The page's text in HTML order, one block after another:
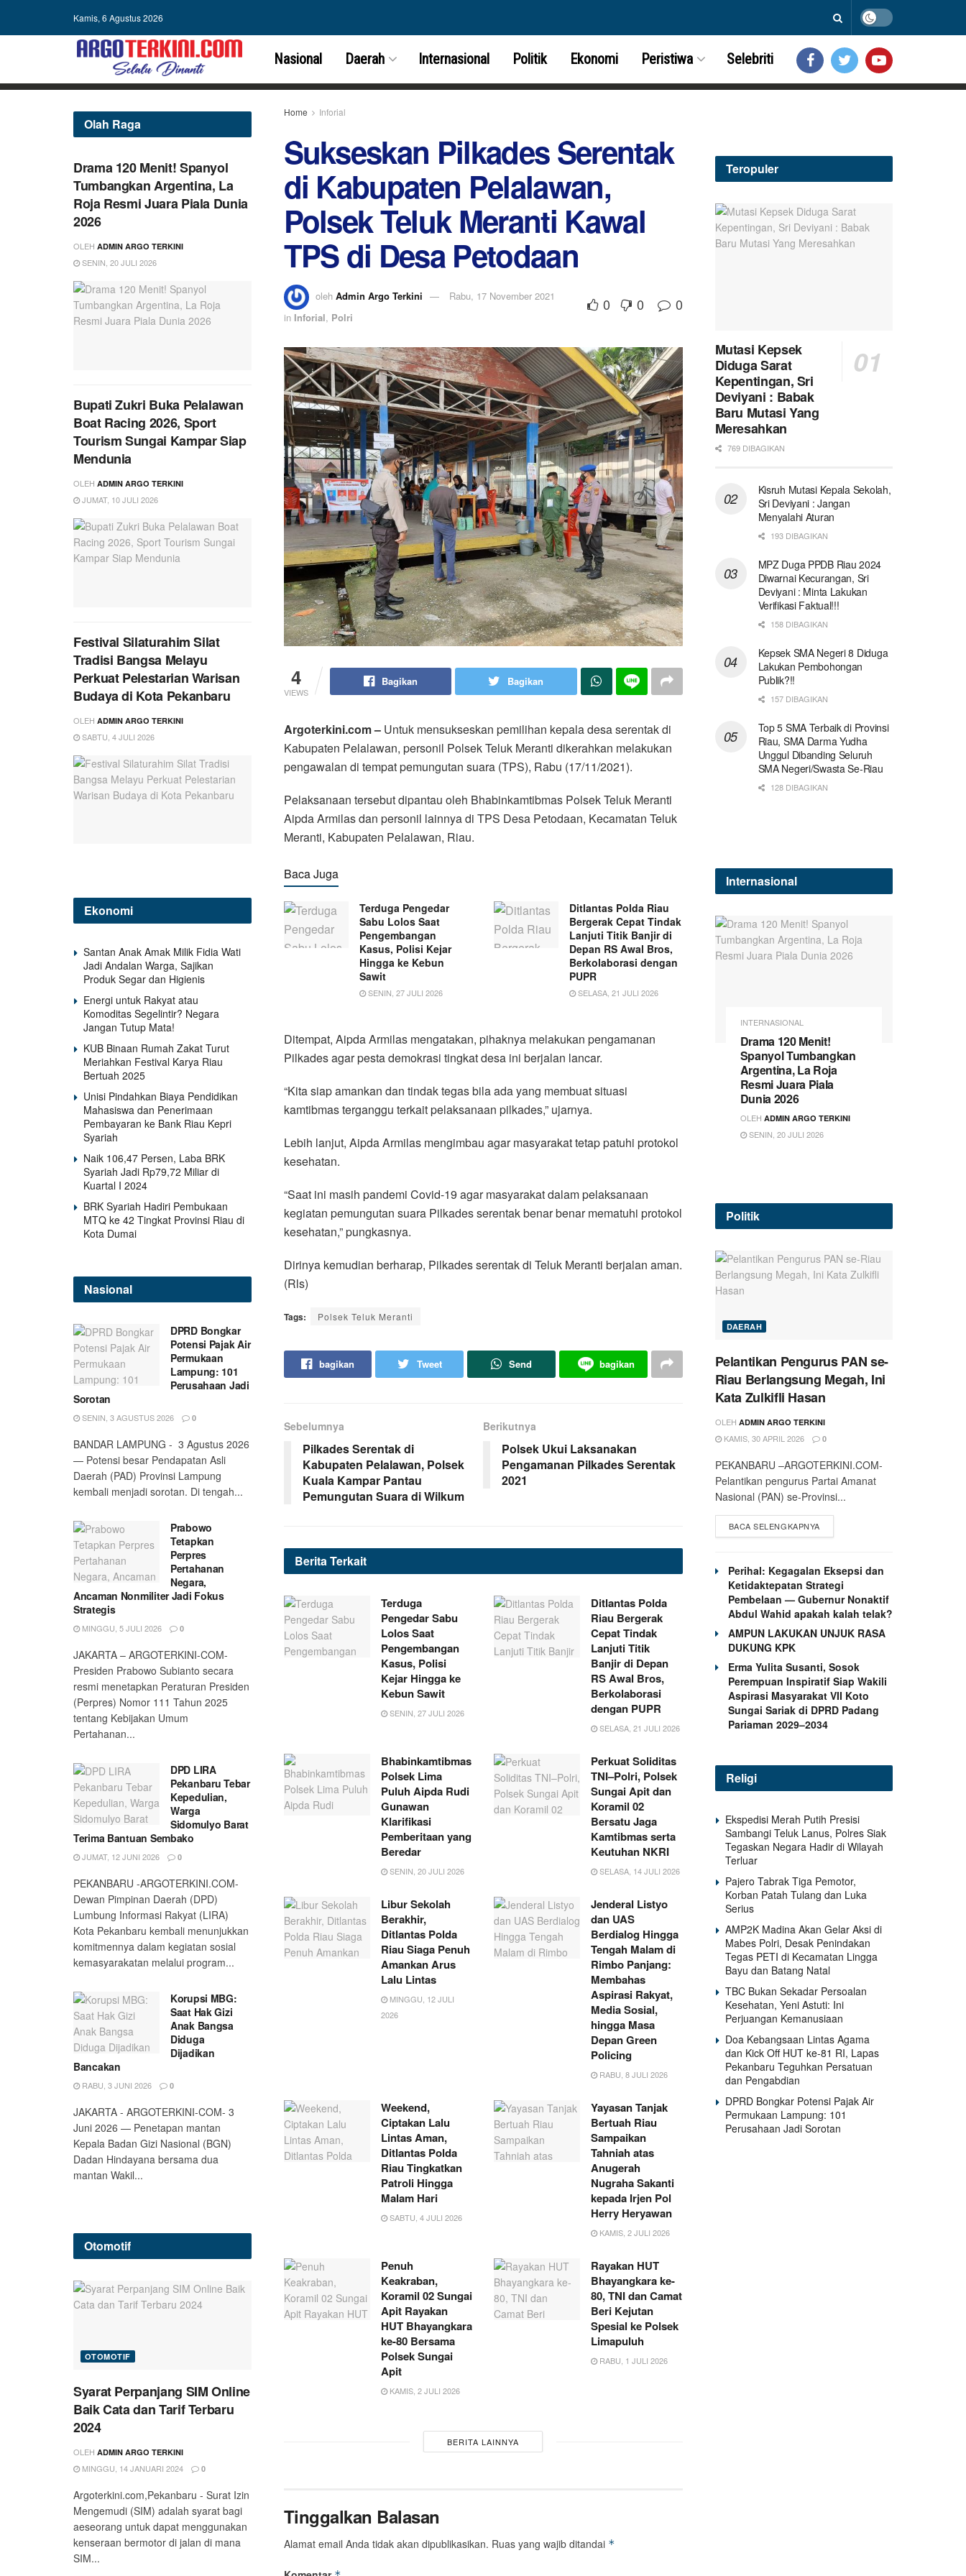
Kamis, 6 Agustus 2026
Nasional Daerah Internasional Politik Ekonomi Peristiwa Selebriti
Home Inforial
Sukseskan Pilkades Serentak
di Kabupaten Pelalawan,
Polsek Teluk Meranti Kawal
TPS di Desa Petodaan
oleh Admin Argo Terkini
Rabu, 17 November 2021
in Inforial, Polri
0 0 0
4
VIEWS
Bagikan Bagikan
Argoterkini.com –Untuk mensukseskan pemilihan kepala desa serentak di
Kabupaten Pelalawan, personil Polsek Teluk Meranti dikerahkan melakukan
pengawalan di tempat pemungutan suara (TPS), Rabu (17/11/2021).
Pelaksanaan tersebut dipantau oleh Bhabinkamtibmas Polsek Teluk Meranti
Aipda Armilas dan personil lainnya di TPS Desa Petodaan, Kecamatan Teluk
Meranti, Kabupaten Pelalawan, Riau.
Baca Juga
Terduga Pengedar
Sabu Lolos Saat
Pengembangan
Kasus, Polisi Kejar
Hingga ke Kebun
Sawit
SENIN, 27 JULI 2026
Ditlantas Polda Riau
Bergerak Cepat Tindak
Lanjuti Titik Banjir di
Depan RS Awal Bros,
Berkolaborasi dengan
PUPR
SELASA, 21 JULI 2026
Ditempat, Aipda Armilas mengatakan, pihaknya melakukan pengamanan
Pilkades agar pesta demokrasi tingkat desa ini berjalan lancar.
“Kita siap amankan dan tindak tegas bila ada yang membuat situasi
kamtibmas terganggu terkait pelaksanaan pilkades,” ujarnya.
Lebih lanjut, Aipda Armilas mengimbau agar masyarakat tetap patuhi protokol
kesehatan.
“Saat ini masih pandemi Covid-19 agar masyarakat dalam pelaksanaan
kegiatan pemungutan suara Pilkades serentak benar benar mematuhi protokol
kesehatan,” pungkasnya.
Dirinya kemudian berharap, Pilkades serentak di Teluk Meranti berjalan aman.
(Rls)
Tags: Polsek Teluk Meranti
bagikan Tweet Send bagikan
Sebelumnya
Pilkades Serentak di
Kabupaten Pelalawan, Polsek
Kuala Kampar Pantau
Pemungutan Suara di Wilkum
Berikutnya
Polsek Ukui Laksanakan
Pengamanan Pilkades Serentak
2021
BeritaTerkait
Terduga
Pengedar Sabu
Lolos Saat
Pengembangan
Kasus, Polisi
Kejar Hingga ke
Kebun Sawit
SENIN, 27 JULI 2026
Ditlantas Polda
Riau Bergerak
Cepat Tindak
Lanjuti Titik
Banjir di Depan
RS Awal Bros,
Berkolaborasi
dengan PUPR
SELASA, 21 JULI 2026
Bhabinkamtibmas
Polsek Lima
Puluh Aipda Rudi
Gunawan
Klarifikasi
Pemberitaan yang
Beredar
SENIN, 20 JULI 2026
Perkuat Soliditas
TNI–Polri, Polsek
Sungai Apit dan
Koramil 02
Bersatu Jaga
Kamtibmas serta
Keutuhan NKRI
SELASA, 14 JULI 2026
Libur Sekolah
Berakhir,
Ditlantas Polda
Riau Siaga Penuh
Amankan Arus
Lalu Lintas
MINGGU, 12 JULI
2026
Jenderal Listyo
dan UAS
Berdialog Hingga
Tengah Malam di
Rimbo Panjang:
Membahas
Aspirasi Rakyat,
Media Sosial,
hingga Masa
Depan Green
Policing
RABU, 8 JULI 2026
Weekend,
Ciptakan Lalu
Lintas Aman,
Ditlantas Polda
Riau Tingkatkan
Patroli Hingga
Malam Hari
SABTU, 4 JULI 2026
Yayasan Tanjak
Bertuah Riau
Sampaikan
Tahniah atas
Anugerah
Nugraha Sakanti
kepada Irjen Pol
Herry Heryawan
KAMIS, 2 JULI 2026
Penuh
Keakraban,
Koramil 02 Sungai
Apit Rayakan
HUT Bhayangkara
ke-80 Bersama
Polsek Sungai
Apit
KAMIS, 2 JULI 2026
Rayakan HUT
Bhayangkara ke-
80, TNI dan Camat
Beri Kejutan
Spesial ke Polsek
Limapuluh
RABU, 1 JULI 2026
BERITA LAINNYA
Tinggalkan Balasan
Alamat email Anda tidak akan dipublikasikan. Ruas yang wajib ditandai *
Olah Raga
Drama 120 Menit! Spanyol
Tumbangkan Argentina, La
Roja Resmi Juara Piala Dunia
2026
OLEH ADMIN ARGO TERKINI
SENIN, 20 JULI 2026
Bupati Zukri Buka Pelalawan
Boat Racing 2026, Sport
Tourism Sungai Kampar Siap
Mendunia
OLEH ADMIN ARGO TERKINI
JUMAT, 10 JULI 2026
Festival Silaturahim Silat
Tradisi Bangsa Melayu
Perkuat Pelestarian Warisan
Budaya di Kota Pekanbaru
OLEH ADMIN ARGO TERKINI
SABTU, 4 JULI 2026
Ekonomi
Santan Anak Amak Milik Fidia Wati
Jadi Andalan Warga, Sajikan
Produk Segar dan Higienis
Energi untuk Rakyat atau
Komoditas Segelintir? Negara
Jangan Tutup Mata!
KUB Binaan Rumah Zakat Turut
Meriahkan Festival Karya Riau
Bertuah 2025
Unisi Pindahkan Biaya Pendidikan
Mahasiswa dan Penerimaan
Pembayaran ke Bank Riau Kepri
Syariah
Naik 106,47 Persen, Laba BRK
Syariah Jadi Rp79,72 Miliar di
Kuartal I 2024
BRK Syariah Hadiri Pembukaan
MTQ ke 42 Tingkat Provinsi Riau di
Kota Dumai
Nasional
DPRD Bongkar
Potensi Pajak Air
Permukaan
Lampung: 101
Perusahaan Jadi
Sorotan
SENIN, 3 AGUSTUS 2026 0
BANDAR LAMPUNG - 3 Agustus 2026
— Potensi besar Pendapatan Asli
Daerah (PAD) Provinsi Lampung
kembali menjadi sorotan. Di tengah...
Prabowo
Tetapkan
Perpres
Pertahanan
Negara,
Ancaman Nonmiliter Jadi Fokus
Strategis
MINGGU, 5 JULI 2026 0
JAKARTA – ARGOTERKINI-COM-
Presiden Prabowo Subianto secara
resmi menetapkan Peraturan Presiden
(Perpres) Nomor 111 Tahun 2025
tentang Kebijakan Umum
Pertahanan...
DPD LIRA
Pekanbaru Tebar
Kepedulian,
Warga
Sidomulyo Barat
Terima Bantuan Sembako
JUMAT, 12 JUNI 2026 0
PEKANBARU -ARGOTERKINI.COM-
Dewan Pimpinan Daerah (DPD)
Lumbung Informasi Rakyat (LIRA)
Kota Pekanbaru kembali menunjukkan
komitmennya dalam kegiatan sosial
kemasyarakatan melalui program...
Korupsi MBG:
Saat Hak Gizi
Anak Bangsa
Diduga
Dijadikan
Bancakan
RABU, 3 JUNI 2026 0
JAKARTA - ARGOTERKINI-COM- 3
Juni 2026 — Penetapan mantan
Kepala Badan Gizi Nasional (BGN)
Dadan Hindayana bersama dua
mantan Wakil...
Otomotif
OTOMOTIF
Syarat Perpanjang SIM Online
Baik Cata dan Tarif Terbaru
2024
OLEH ADMIN ARGO TERKINI
MINGGU, 14 JANUARI 2024 0
Argoterkini.com,Pekanbaru - Surat Izin
Mengemudi (SIM) adalah syarat bagi
aeseorang untuk dapat menggunakan
kenseraan bermotor di jalan di mana
SIM...
Teropuler
Mutasi Kepsek
Diduga Sarat
Kepentingan, Sri
Deviyani : Babak
Baru Mutasi Yang
Meresahkan
769 DIBAGIKAN
Kisruh Mutasi Kepala Sekolah,
Sri Deviyani : Jangan
Menyalahi Aturan
193 DIBAGIKAN
MPZ Duga PPDB Riau 2024
Diwarnai Kecurangan, Sri
Deviyani : Minta Lakukan
Verifikasi Faktual!!!
158 DIBAGIKAN
Kepsek SMA Negeri 8 Diduga
Lakukan Pembohongan
Publik?!!
157 DIBAGIKAN
Top 5 SMA Terbaik di Provinsi
Riau, SMA Darma Yudha
Unggul Dibanding Seluruh
SMA Negeri/Swasta Se-Riau
128 DIBAGIKAN
Internasional
INTERNASIONAL
Drama 120 Menit!
Spanyol Tumbangkan
Argentina, La Roja
Resmi Juara Piala
Dunia 2026
OLEH ADMIN ARGO TERKINI
SENIN, 20 JULI 2026
Politik
DAERAH
Pelantikan Pengurus PAN se-
Riau Berlangsung Megah, Ini
Kata Zulkifli Hasan
OLEH ADMIN ARGO TERKINI
KAMIS, 30 APRIL 2026 0
PEKANBARU –ARGOTERKINI.COM-
Pelantikan pengurus Partai Amanat
Nasional (PAN) se-Provinsi...
BACA SELENGKAPNYA
Perihal: Kegagalan Eksepsi dan
Ketidaktepatan Strategi
Pembelaan — Gubernur Nonaktif
Abdul Wahid apakah kalah telak?
AMPUN LAKUKAN UNJUK RASA
DUKUNG KPK
Erma Yulita Susanti, Sosok
Perempuan Inspiratif Siap Wakili
Aspirasi Masyarakat VII Koto
Sungai Sariak di DPRD Padang
Pariaman 2029–2034
Religi
Ekspedisi Merah Putih Presisi
Sambangi Teluk Lanus, Polres Siak
Tegaskan Negara Hadir di Wilayah
Terluar
Pajero Tabrak Tiga Pemotor,
Korban Patah Tulang dan Luka
Serius
AMP2K Madina Akan Gelar Aksi di
Mabes Polri, Desak Penindakan
Tegas PETI di Kecamatan Lingga
Bayu dan Batang Natal
TBC Bukan Sekadar Persoalan
Kesehatan, Yeni Astuti: Ini
Perjuangan Kemanusiaan
Doa Kebangsaan Lintas Agama
dan Kick Off HUT ke-81 RI, Lapas
Pekanbaru Teguhkan Persatuan
dan Pengabdian
DPRD Bongkar Potensi Pajak Air
Permukaan Lampung: 101
Perusahaan Jadi Sorotan